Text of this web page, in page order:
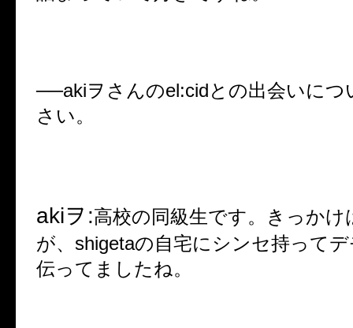
──akiヲさんのel:cidとの出会いにつ
さい。
akiヲ :高校の同級生です。きっかけ
が、 shigetaの自宅にシンセ持って
伝ってましたね。